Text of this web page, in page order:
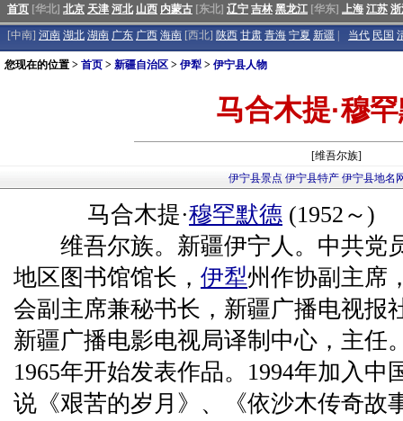
首页 [华北] 北京 天津 河北 山西 内蒙古 [东北] 辽宁 吉林 黑龙江 [华东] 上海 江苏
[中南] 河南 湖北 湖南 广东 广西 海南 [西北] 陕西 甘肃 青海 宁夏 新疆 当代 民国
您现在的位置 > 首页 > 新疆自治区 > 伊犁 > 伊宁县人物
马合木提·穆
[维吾尔族]
伊宁县景点 伊宁县特产 伊宁县地名
马合木提·穆罕默德 (1952～)
维吾尔族。新疆伊宁人。中共党
地区图书馆馆长， 伊犁州作协副主席
会副主席兼秘书长，新疆广播电视报
新疆广播电影电视局译制中心，主任
1965年开始发表作品。1994年加入
说《艰苦的岁月》、《依沙木传奇故